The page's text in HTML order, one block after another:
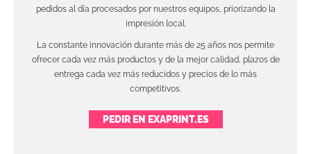
pedidos al día procesados por nuestros equipos, priorizando la
impresión local.
La constante innovación durante más de 25 años nos permite
ofrecer cada vez más productos y de la mejor calidad, plazos de
entrega cada vez más reducidos y precios de lo más
competitivos.
PEDIR EN EXAPRINT.ES